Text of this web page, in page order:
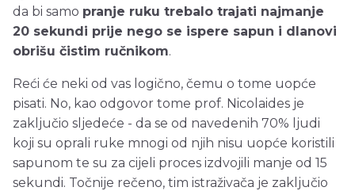
da bi samo pranje ruku trebalo trajati najmanje
20 sekundi prije nego se ispere sapun i dlanovi
obrišu čistim ručnikom.
Reći će neki od vas logično, čemu o tome uopće
pisati. No, kao odgovor tome prof. Nicolaides je
zaključio sljedeće - da se od navedenih 70% ljudi
koji su oprali ruke mnogi od njih nisu uopće koristili
sapunom te su za cijeli proces izdvojili manje od 15
sekundi. Točnije rečeno, tim istraživača je zaključio